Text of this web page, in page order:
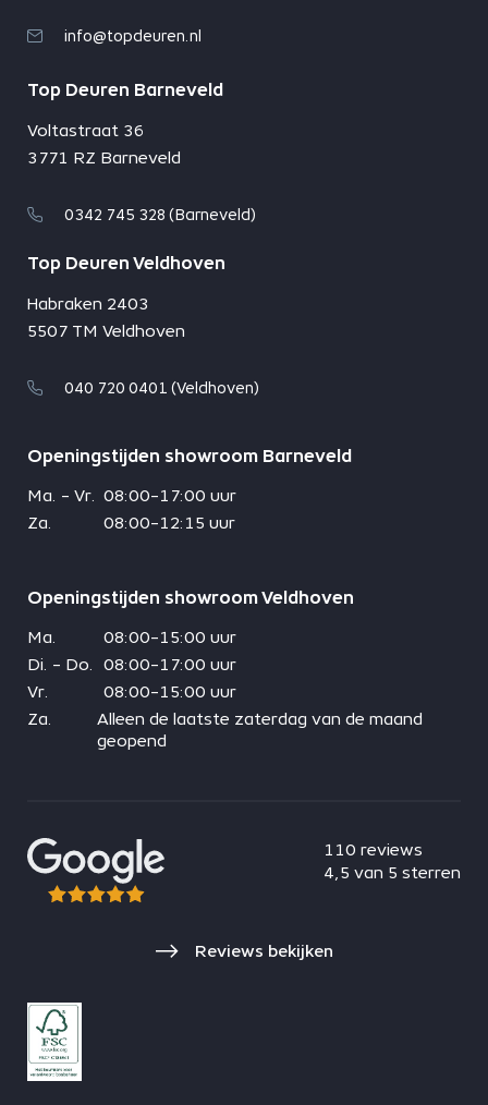
info@topdeuren.nl
Top Deuren Barneveld
Voltastraat 36
3771 RZ Barneveld
0342 745 328 (Barneveld)
Top Deuren Veldhoven
Habraken 2403
5507 TM Veldhoven
040 720 0401 (Veldhoven)
Openingstijden showroom Barneveld
Ma. - Vr. 08:00-17:00 uur
Za.
08:00-12:15 uur
Openingstijden showroom Veldhoven
Ma.
08:00-15:00 uur
Di. - Do.
08:00-17:00 uur
Vr.
08:00-15:00 uur
Za.
Alleen de laatste zaterdag van de maand
geopend
110 reviews
4,5 van 5 sterren
Reviews bekijken